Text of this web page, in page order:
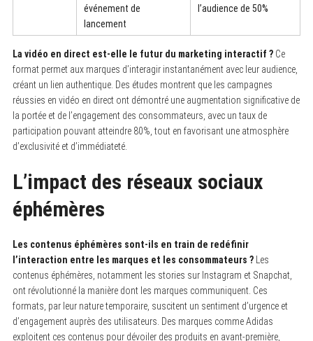
événement de
lancement
l’audience de 50%
La vidéo en direct est-elle le futur du marketing interactif ?Ce
format permet aux marques d’interagir instantanément avec leur audience,
créant un lien authentique. Des études montrent que les campagnes
réussies en vidéo en direct ont démontré une augmentation significative de
la portée et de l’engagement des consommateurs, avec un taux de
participation pouvant atteindre 80%, tout en favorisant une atmosphère
d’exclusivité et d’immédiateté.
L’impact des réseaux sociaux
éphémères
Les contenus éphémères sont-ils en train de redéfinir
l’interaction entre les marques et les consommateurs ?Les
contenus éphémères, notamment les stories sur Instagram et Snapchat,
ont révolutionné la manière dont les marques communiquent. Ces
formats, par leur nature temporaire, suscitent un sentiment d’urgence et
d’engagement auprès des utilisateurs. Des marques comme Adidas
exploitent ces contenus pour dévoiler des produits en avant-première,